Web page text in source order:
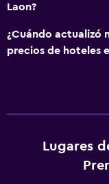
Laon?
¿Cuándo actualizó
precios de hoteles
Lugares